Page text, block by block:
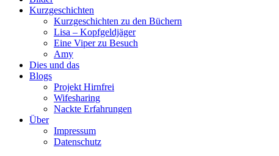
Kurzgeschichten
Kurzgeschichten zu den Büchern
Lisa – Kopfgeldjäger
Eine Viper zu Besuch
Amy
Dies und das
Blogs
Projekt Hirnfrei
Wifesharing
Nackte Erfahrungen
Über
Impressum
Datenschutz